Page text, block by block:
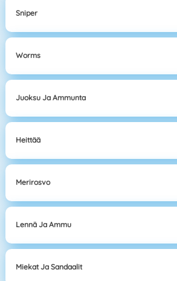
Sniper
Worms
Juoksu Ja Ammunta
Heittää
Merirosvo
Lennä Ja Ammu
Miekat Ja Sandaalit